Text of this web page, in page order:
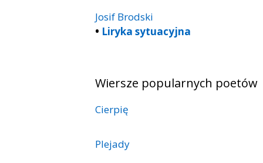
Josif Brodski
• Liryka sytuacyjna
Wiersze popularnych poetów
Cierpię
Plejady